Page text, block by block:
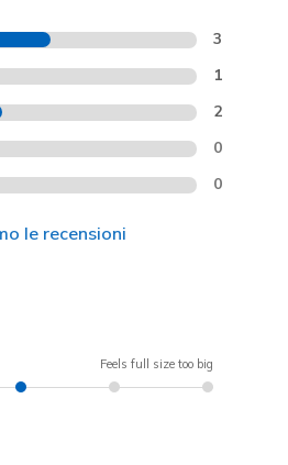
3
1
2
0
0
le recensioni
Feels full size too big